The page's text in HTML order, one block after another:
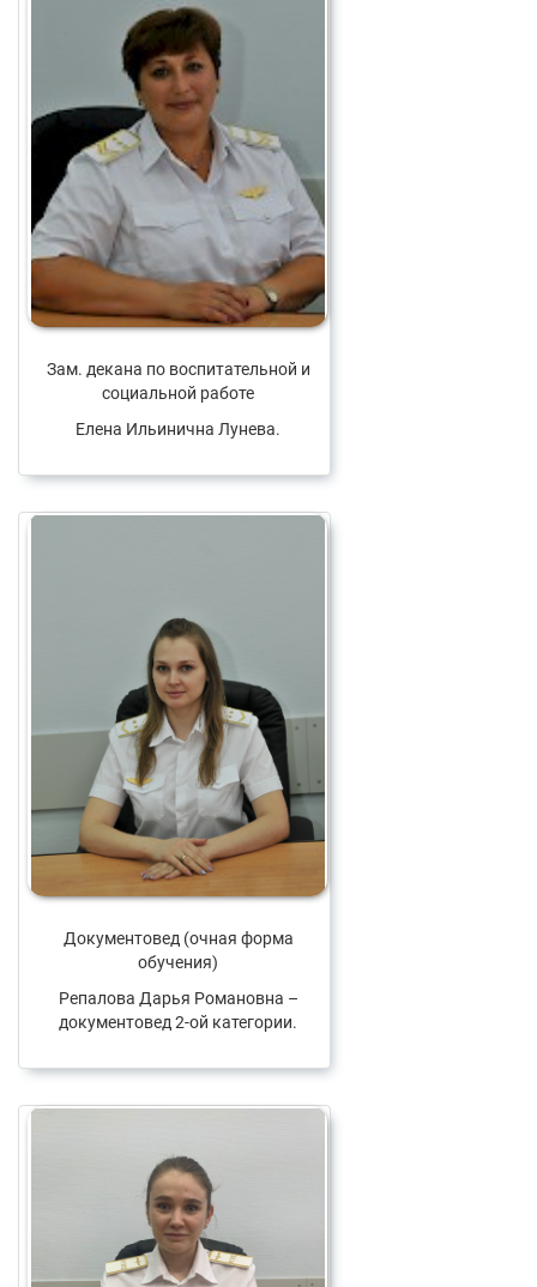
Зам. декана по воспитательной и
социальной работе
Елена Ильинична Лунева.
Документовед (очная форма
обучения)
Репалова Дарья Романовна –
документовед 2-ой категории.